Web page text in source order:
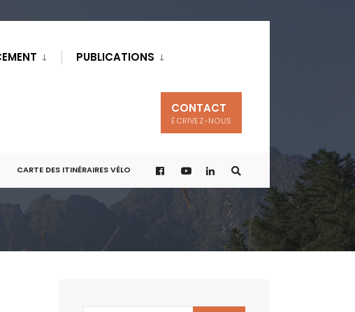
PUBLICATIONS
CONTACT
ÉCRIVEZ-NOUS
CARTE DES ITINÉRAIRES VÉLO